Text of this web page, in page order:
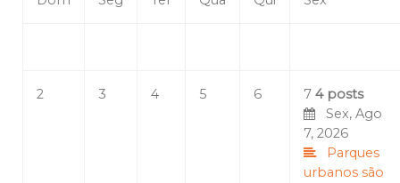
2 3 4 5 6 7 4 posts
Sex, Ago
7, 2026
Parques
urbanos são